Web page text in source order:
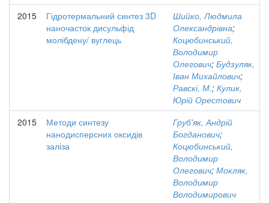
2015
Гідротермальний синтез 3D
наночасток дисульфід
молібдену/ вуглець
Шийко, Людмила
Олександрівна;
Коцюбинський,
Володимир
Олегович; Будзуляк,
Іван Михайлович;
Равскі, М.; Кулик,
Юрій Орестович
2015
Методи синтезу
нанодисперсних оксидів
заліза
Груб'як, Андрій
Богданович;
Коцюбинський,
Володимир
Олегович; Мокляк,
Володимир
Володимирович